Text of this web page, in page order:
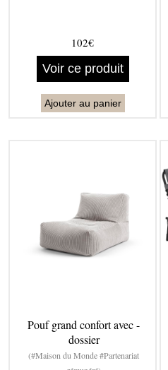
102€
Voir ce produit
Ajouter au panier
Pouf grand confort avec -
dossier
(#Maison du Monde #Partenariat